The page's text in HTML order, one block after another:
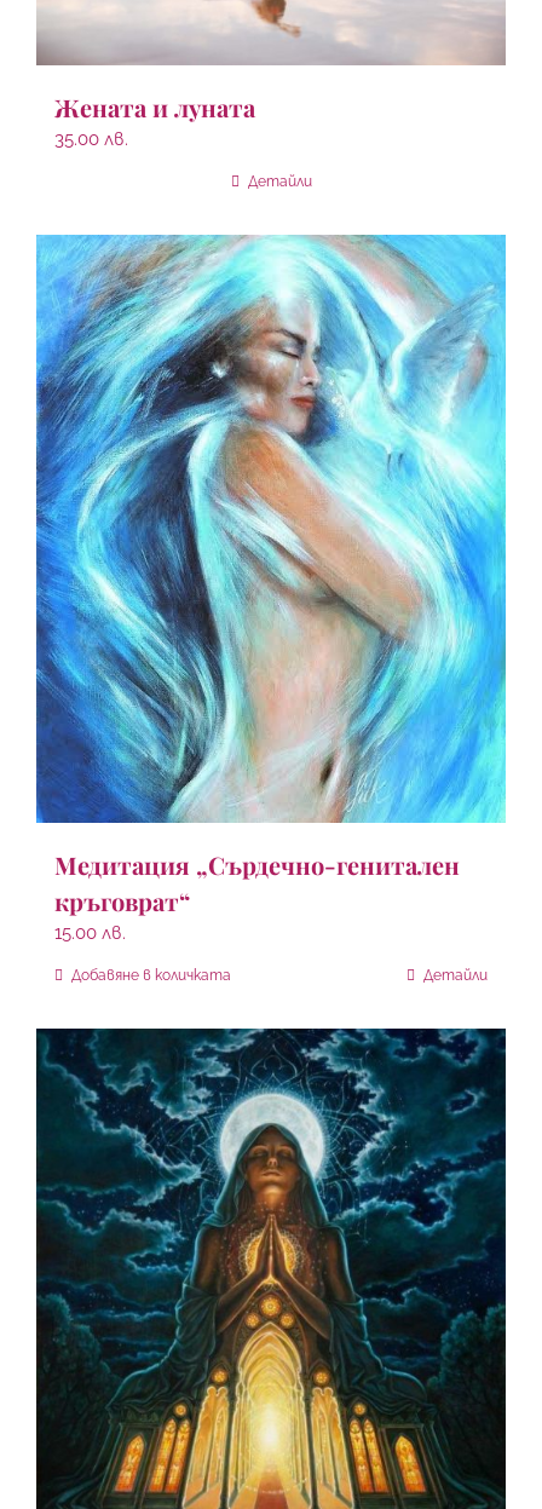
Жената и луната
35.00 лв.
Детайли
Медитация „Сърдечно-генитален
кръговрат“
15.00 лв.
Добавяне в количката Детайли